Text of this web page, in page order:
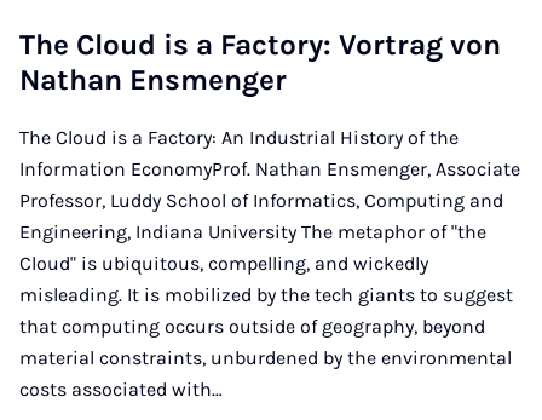
The Cloud is a Fact­ory: Vor­trag von
Nath­an En­s­menger
The Cloud is a Factory: An Industrial History of the
Information EconomyProf. Nathan Ensmenger, Associate
Professor, Luddy School of Informatics, Computing and
Engineering, Indiana University The metaphor of "the
Cloud" is ubiquitous, compelling, and wickedly
misleading. It is mobilized by the tech giants to suggest
that computing occurs outside of geography, beyond
material constraints, unburdened by the environmental
costs associated with…